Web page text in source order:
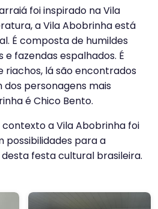
foi inspirado na Vila
a Vila Abobrinha está
É composta de humildes
e fazendas espalhados. É
riachos, lá são encontrados
dos personagens mais
é Chico Bento.
a Vila Abobrinha foi
possibilidades para a
festa cultural brasileira.